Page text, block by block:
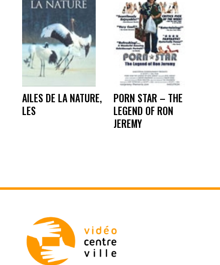
AILES DE LA NATURE,
LES
PORN STAR – THE
LEGEND OF RON
JEREMY